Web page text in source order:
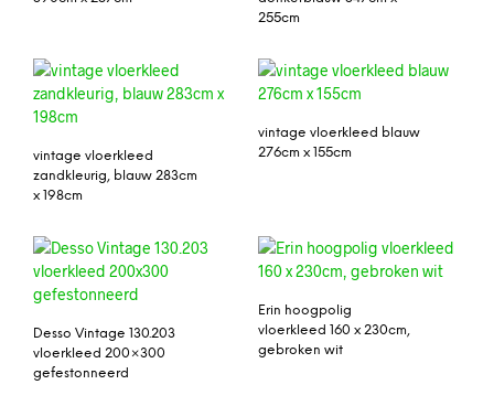
255cm
vintage vloerkleed
zandkleurig, blauw 283cm
x 198cm
vintage vloerkleed blauw
276cm x 155cm
Desso Vintage 130.203
vloerkleed 200×300
gefestonneerd
Erin hoogpolig
vloerkleed 160 x 230cm,
gebroken wit